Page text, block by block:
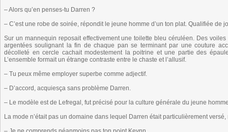
– Alors qu’en penses-tu Darren ?
– C’est une robe de soirée, répondit le jeune homme d’un ton plat. Qualifiée de
Sur un mannequin reposait effectivement une toilette bleu céruléen. Des
argentées soulignant la fin de chaque pan se terminant par une couture
décolleté en cercle cachait modestement la poitrine et une partie des
L’ensemble formait un étrange contraste entre le chaste et l’allusif.
– Tu peux même employer superbe comme adjectif.
– D’accord, acquiesça sans problème Darren.
– Le modèle est de Lefregal, fut précisé pour la culture générale du jeune
La mode n’était pas un domaine dans lequel Darren était particulièrement